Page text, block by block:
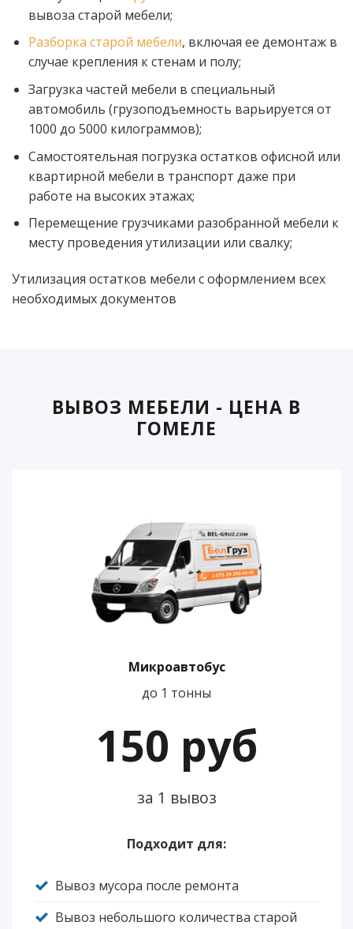
вывоза старой мебели;
Разборка старой мебели, включая ее демонтаж в
случае крепления к стенам и полу;
Загрузка частей мебели в специальный
автомобиль (грузоподъемность варьируется от
1000 до 5000 килограммов);
Самостоятельная погрузка остатков офисной или
квартирной мебели в транспорт даже при
работе на высоких этажах;
Перемещение грузчиками разобранной мебели к
месту проведения утилизации или свалку;
Утилизация остатков мебели с оформлением всех
необходимых документов
ВЫВОЗ МЕБЕЛИ - ЦЕНА В
ГОМЕЛЕ
Микроавтобус
до 1 тонны
150 руб
за 1 вывоз
Подходит для:
Вывоз мусора после ремонта
Вывоз небольшого количества старой